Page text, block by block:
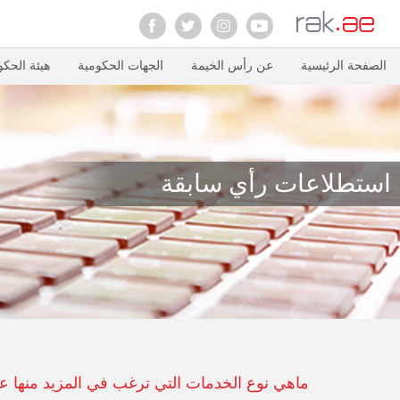
الصفحة الرئيسية عن رأس الخيمة الجهات الحكومية هيئة
استطلاعات رأي سابقة
ماهي نوع الخدمات التي ترغب في المزيد منها